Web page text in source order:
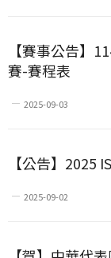
【賽事公告】
賽-賽程表
2025-09-03
【公告】2025
2025-09-02